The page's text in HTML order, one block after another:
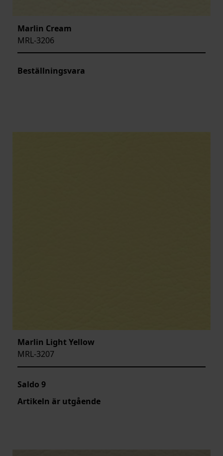
Marlin Cream
MRL-3206
Beställningsvara
Marlin Light Yellow
MRL-3207
Saldo 9
Artikeln är utgående